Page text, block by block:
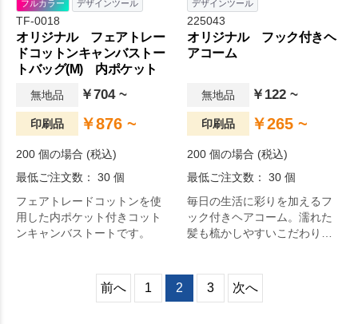
フルカラー デザインツール
TF-0018
オリジナル フェアトレー
ドコットンキャンバストー
トバッグ(M) 内ポケット
無地品 ￥704 ~
印刷品 ￥876 ~
200 個の場合 (税込)
最低ご注文数： 30 個
フェアトレードコットンを使
用した内ポケット付きコット
ンキャンバストートです。
デザインツール
225043
オリジナル フック付きヘ
アコーム
無地品 ￥122 ~
印刷品 ￥265 ~
200 個の場合 (税込)
最低ご注文数： 30 個
毎日の生活に彩りを加えるフ
ック付きヘアコーム。濡れた
髪も梳かしやすいこだわりの
す。毎日の生活をより快適
前へ 1 2 3 次へ